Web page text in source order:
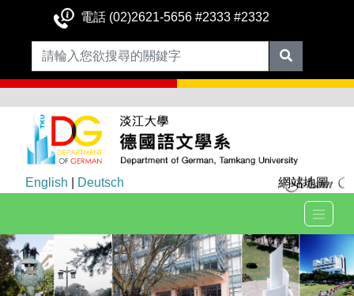
電話 (02)2621-5656 #2333 #2332
English Deutsch 網站地圖